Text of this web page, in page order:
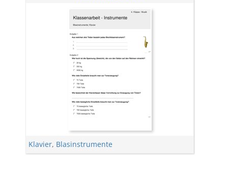
Klavier, Blasinstrumente